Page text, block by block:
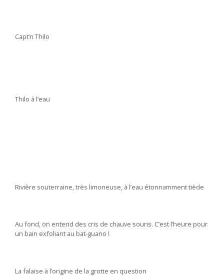
Capt’n Thilo
Thilo à l’eau
Rivière souterraine, très limoneuse, à l’eau étonnamment tiède
Au fond, on entend des cris de chauve souris. C’est l’heure pour
un bain exfoliant au bat-guano !
La falaise à l’origine de la grotte en question